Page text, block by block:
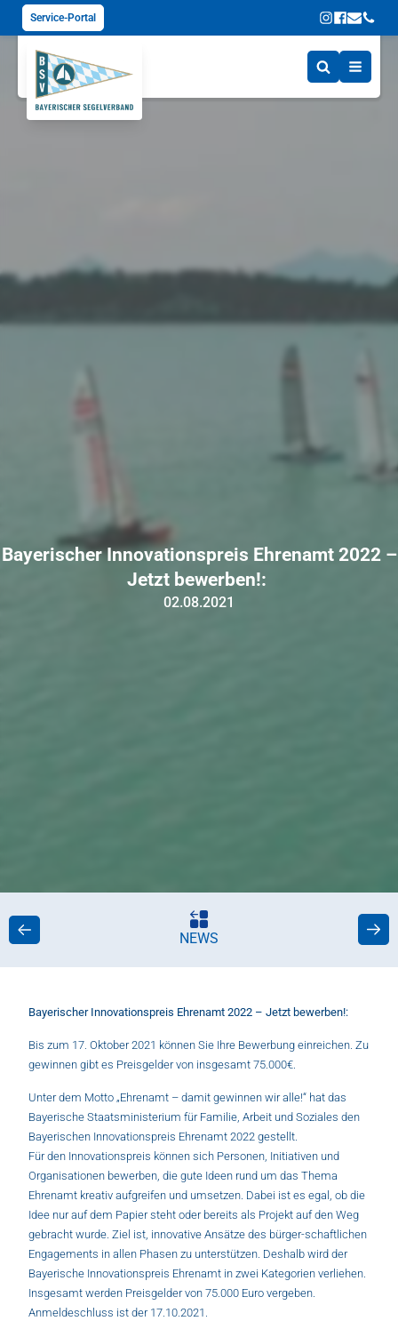
Service-Portal
Bayerischer Innovationspreis Ehrenamt 2022 –
Jetzt bewerben!:
02.08.2021
NEWS
Bayerischer Innovationspreis Ehrenamt 2022 – Jetzt bewerben!:
Bis zum 17. Oktober 2021 können Sie Ihre Bewerbung einreichen. Zu
gewinnen gibt es Preisgelder von insgesamt 75.000€.
Unter dem Motto „Ehrenamt – damit gewinnen wir alle!“ hat das
Bayerische Staatsministerium für Familie, Arbeit und Soziales den
Bayerischen Innovationspreis Ehrenamt 2022 gestellt.
Für den Innovationspreis können sich Personen, Initiativen und
Organisationen bewerben, die gute Ideen rund um das Thema
Ehrenamt kreativ aufgreifen und umsetzen. Dabei ist es egal, ob die
Idee nur auf dem Papier steht oder bereits als Projekt auf den Weg
gebracht wurde. Ziel ist, innovative Ansätze des bürger-schaftlichen
Engagements in allen Phasen zu unterstützen. Deshalb wird der
Bayerische Innovationspreis Ehrenamt in zwei Kategorien verliehen.
Insgesamt werden Preisgelder von 75.000 Euro vergeben.
Anmeldeschluss ist der 17.10.2021.